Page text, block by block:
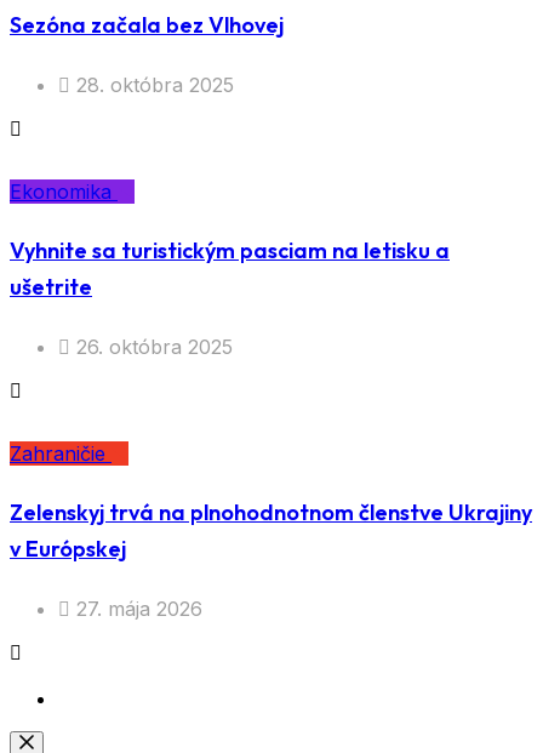
Sezóna začala bez Vlhovej
28. októbra 2025
Ekonomika
Vyhnite sa turistickým pasciam na letisku a
ušetrite
26. októbra 2025
Zahraničie
Zelenskyj trvá na plnohodnotnom členstve Ukrajiny
v Európskej
27. mája 2026